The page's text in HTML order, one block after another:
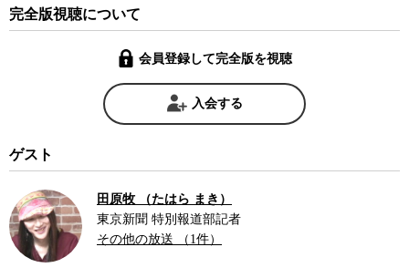
完全版視聴について
会員登録して完全版を視聴
入会する
ゲスト
田原牧 （たはら まき）
東京新聞 特別報道部記者
その他の放送 （1件）